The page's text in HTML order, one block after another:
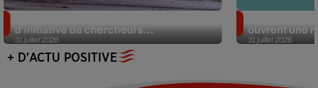
31 juillet 2026
d’initiative de chercheurs...
31 juillet 2026
ouvrent une
+ D'ACTU POSITIVE